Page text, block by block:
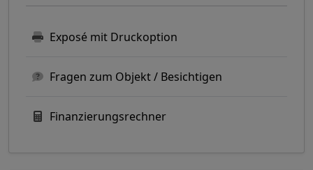
Exposé mit Druckoption
Fragen zum Objekt / Besichtigen
Finanzierungsrechner